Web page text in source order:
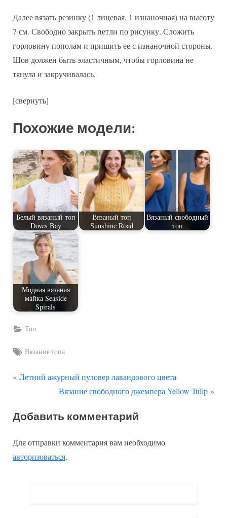
Далее вязать резинку (1 лицевая, 1 изнаночная) на высоту
7 см. Свободно закрыть петли по рисунку. Сложить
горловину пополам и пришить ее с изнаночной стороны.
Шов должен быть эластичным, чтобы горловина не
тянула и закручивалась.
[свернуть]
Похожие модели:
Белый вязаный топ
Doves Bay
Вязаный топ
Sunshine Road
Вязаный свободный
топ
Модная вязаная
майка Seaside
Spirals
Топ
Tags:
Вязание топа
Навигация
записям
П
д
д
у
Летний ажурный пуловер лавандового цвета
С
е
у
ю
Вязание свободного джемпера Yellow Tulip
Добавить комментарий
Для отправки комментария вам необходимо
авторизоваться.